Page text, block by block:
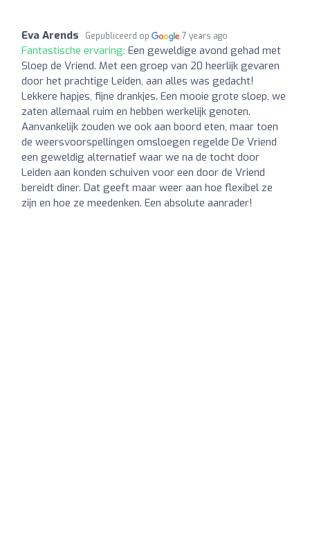
Eva Arends Gepubliceerd op 7 years ago
Fantastische ervaring: Een geweldige avond gehad met
Sloep de Vriend. Met een groep van 20 heerlijk gevaren
door het prachtige Leiden, aan alles was gedacht!
Lekkere hapjes, fijne drankjes. Een mooie grote sloep, we
zaten allemaal ruim en hebben werkelijk genoten.
Aanvankelijk zouden we ook aan boord eten, maar toen
de weersvoorspellingen omsloegen regelde De Vriend
een geweldig alternatief waar we na de tocht door
Leiden aan konden schuiven voor een door de Vriend
bereidt diner. Dat geeft maar weer aan hoe flexibel ze
zijn en hoe ze meedenken. Een absolute aanrader!